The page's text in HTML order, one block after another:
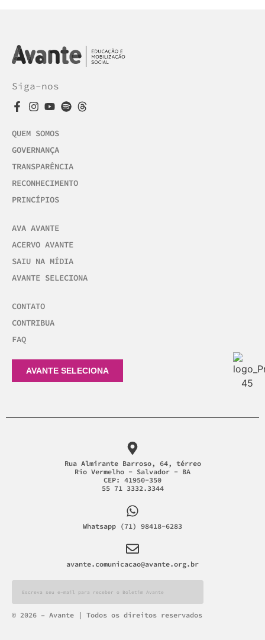
Siga-nos
QUEM SOMOS
GOVERNANÇA
TRANSPARÊNCIA
RECONHECIMENTO
PRINCÍPIOS
AVA AVANTE
ACERVO AVANTE
SAIU NA MÍDIA
AVANTE SELECIONA
CONTATO
CONTRIBUA
FAQ
AVANTE SELECIONA
Rua Almirante Barroso, 64, térreo
Rio Vermelho - Salvador - BA
CEP: 41950-350
55 71 3332.3344
Whatsapp (71) 98418-6283
avante.comunicacao@avante.org.br
Alternative:
© 2026 – Avante | Todos os direitos reservados